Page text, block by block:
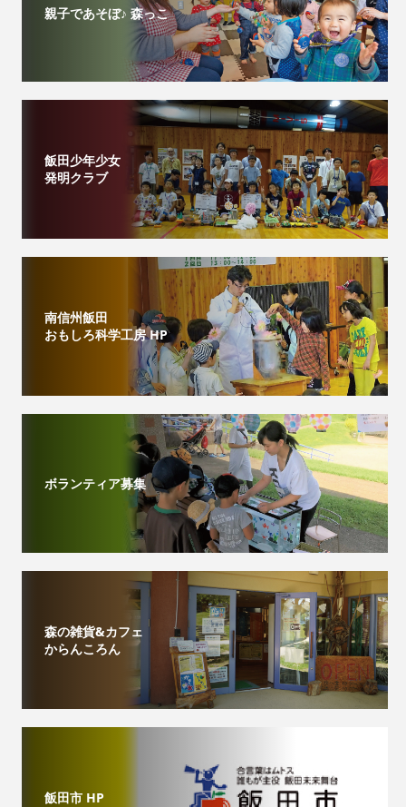
親子であそぼ♪ 森っこ
飯田少年少女
発明クラブ
南信州飯田
おもしろ科学工房 HP
ボランティア募集
森の雑貨&カフェ
からんころん
飯田市 HP